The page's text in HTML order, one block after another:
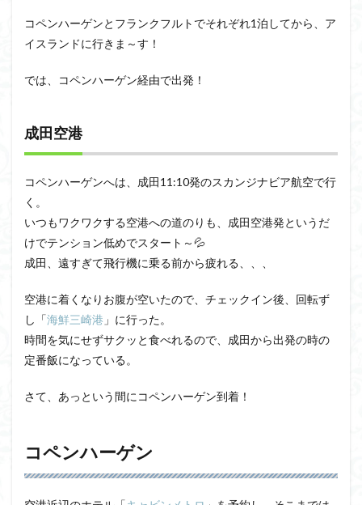
コペンハーゲンとフランクフルトでそれぞれ1泊してから、ア
イスランドに行きま～す！
では、コペンハーゲン経由で出発！
成田空港
コペンハーゲンへは、成田11:10発のスカンジナビア航空で行
く。
いつもワクワクする空港への道のりも、成田空港発というだ
けでテンション低めでスタート～💦
成田、遠すぎて飛行機に乗る前から疲れる、、、
空港に着くなりお腹が空いたので、チェックイン後、回転ず
し「海鮮三崎港 」に行った。
時間を気にせずサクッと食べれるので、成田から出発の時の
定番飯になっている。
さて、あっという間にコペンハーゲン到着！
コペンハーゲン